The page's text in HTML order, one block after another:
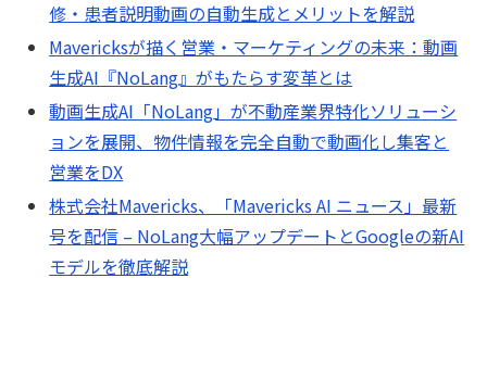
修・患者説明動画の自動生成とメリットを解説
Mavericksが描く営業・マーケティングの未来：動画
生成AI『NoLang』がもたらす変革とは
動画生成AI「NoLang」が不動産業界特化ソリューシ
ョンを展開、物件情報を完全自動で動画化し集客と
営業をDX
株式会社Mavericks、「Mavericks AI ニュース」最新
号を配信 – NoLang大幅アップデートとGoogleの新AI
モデルを徹底解説